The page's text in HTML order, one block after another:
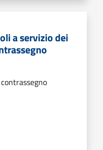
a servizio dei